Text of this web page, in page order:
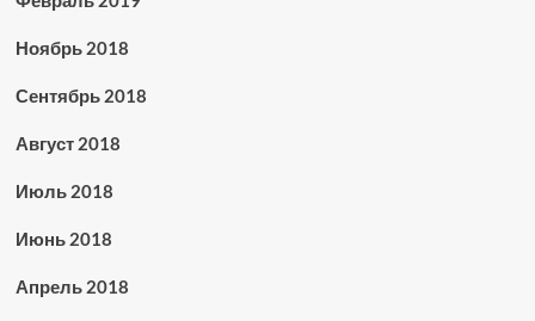
Ноябрь 2018
Сентябрь 2018
Август 2018
Июль 2018
Июнь 2018
Апрель 2018